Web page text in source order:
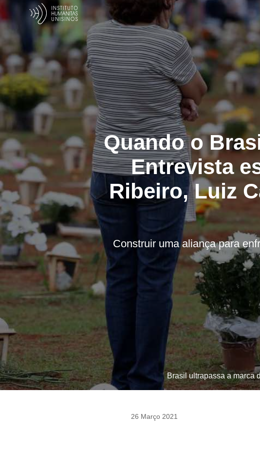
Quando o
Entrevista
Ribeiro, Luiz
Construir uma aliança para
Brasil ultrapassa a marca
26 Março 2021